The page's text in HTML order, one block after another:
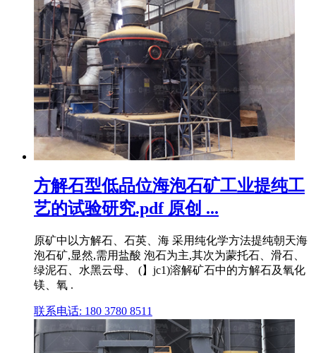
方解石型低品位海泡石矿工业提纯工
艺的试验研究.pdf 原创 ...
原矿中以方解石、石英、海 采用纯化学方法提纯朝天海
泡石矿,显然,需用盐酸 泡石为主,其次为蒙托石、滑石、
绿泥石、水黑云母、 (】jc1)溶解矿石中的方解石及氧化
镁、氧 .
联系电话: 180 3780 8511